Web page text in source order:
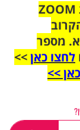
הצטרפו לקבוצת הוואטסאפ לקראת ZOOM
מספר
לחצו כאן>>
>>